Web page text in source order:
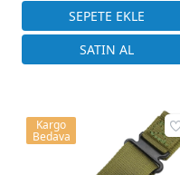
Kargo
Bedava